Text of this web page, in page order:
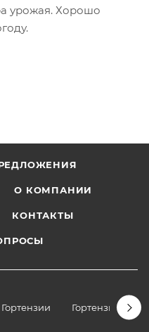
урожая. Хорошо
О КОМПАНИИ
КОНТАКТЫ
Гортензии Гортензии